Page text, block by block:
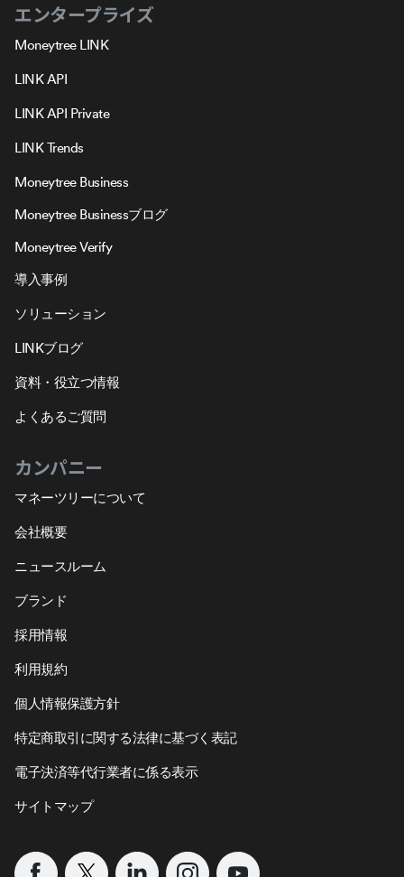
エンタープライズ
Moneytree LINK
LINK API
LINK API Private
LINK Trends
Moneytree Business
Moneytree Businessブログ
Moneytree Verify
導入事例
ソリューション
LINKブログ
資料・役立つ情報
よくあるご質問
カンパニー
マネーツリーについて
会社概要
ニュースルーム
ブランド
採用情報
利用規約
個人情報保護方針
特定商取引に関する法律に基づく表記
電子決済等代行業者に係る表示
サイトマップ